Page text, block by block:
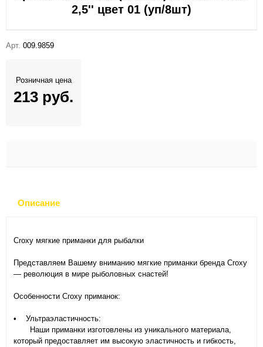
2,5'' цвет 01 (уп/8шт)
Арт. 009.9859
Розничная цена
213 руб.
Описание
Croxy мягкие приманки для рыбалки
Представляем Вашему вниманию мягкие приманки бренда Croxy
— революция в мире рыболовных снастей!
Особенности Croxy приманок:
• Ультраэластичность:
Наши приманки изготовлены из уникального материала,
который предоставляет им высокую эластичность и гибкость,